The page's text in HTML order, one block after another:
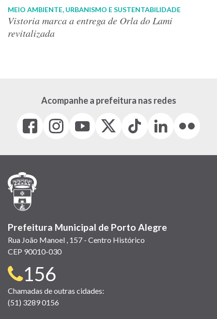
MEIO AMBIENTE, URBANISMO E SUSTENTABILIDADE
Vistoria marca a entrega de Orla do Lami
revitalizada
Acompanhe a prefeitura nas redes
Facebook
(link
em
janela)
Instagram
(link
em
(link
em
(Antigo
(link
Tiktok
(link
em
LinkedIn
(link
em
(link
em
Prefeitura Municipal de Porto Alegre
Rua João Manoel , 157 - Centro Histórico
CEP 90010-030
Telefone
para
contato:
156
Chamadas de outras cidades:
(51) 3289 0156